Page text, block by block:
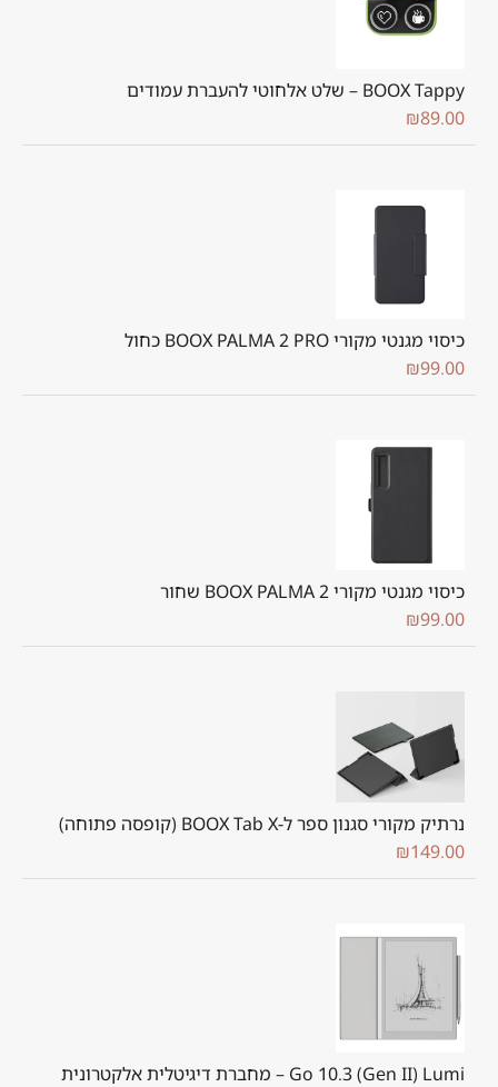
BOOX Tappy – שלט אלחוטי להעברת עמודים
₪89.00
כיסוי מגנטי מקורי BOOX PALMA 2 PRO כחול
₪99.00
כיסוי מגנטי מקורי BOOX PALMA 2 שחור
₪99.00
נרתיק מקורי סגנון ספר ל-BOOX Tab X (קופסה פתוחה)
₪149.00
Go 10.3 (Gen II) Lumi – מחברת דיגיטלית אלקטרונית